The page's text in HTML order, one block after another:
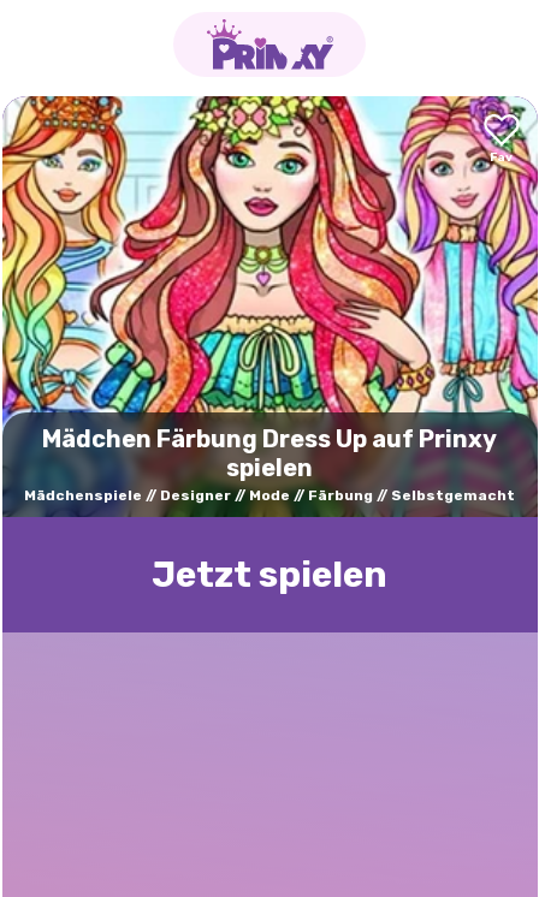
Mädchen Färbung Dress Up auf Prinxy
spielen
Mädchenspiele Designer Mode Färbung Selbstgemacht
Jetzt spielen